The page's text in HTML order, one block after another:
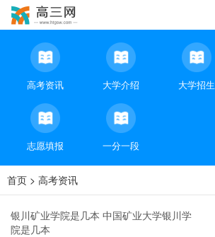
高考资讯 大学介绍 大学招生
志愿填报 一分一段
首页 > 高考资讯
银川矿业学院是几本 中国矿业大学银川学
院是几本